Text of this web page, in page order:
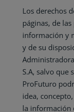
Los derechos
páginas, de
información y
y de su
S.A, salvo que
ProFuturo
idea,
la información